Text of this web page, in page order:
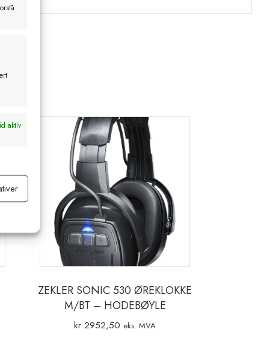
aktiv
aktiv
ZEKLER SONIC 530 ØREKLOKKE
M/BT – HODEBØYLE
kr 2952,50 eks. MVA